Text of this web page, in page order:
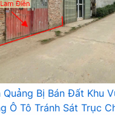
Quảng Bị Bán Đất Khu
Ô Tô Tránh Sát Trục